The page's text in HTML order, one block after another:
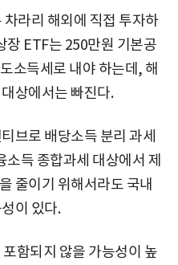
라리 해외에 직접 투자하
장 ETF는 250만원 기본공
소득세로 내야 하는데, 해
상에서는 빠진다.
브로 배당소득 분리 과세
득 종합과세 대상에서 제
줄이기 위해서라도 국내
이 있다.
함되지 않을 가능성이 높